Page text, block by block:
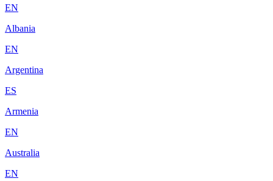
EN
Albania
EN
Argentina
ES
Armenia
EN
Australia
EN